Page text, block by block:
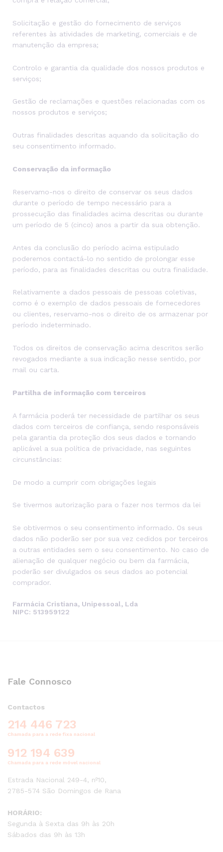
Solicitação e gestão do fornecimento de serviços
referentes às atividades de marketing, comerciais e de
manutenção da empresa;
Controlo e garantia da qualidade dos nossos produtos e
serviços;
Gestão de reclamações e questões relacionadas com os
nossos produtos e serviços;
Outras finalidades descritas aquando da solicitação do
seu consentimento informado.
Conservação da informação
Reservamo-nos o direito de conservar os seus dados
durante o período de tempo necessário para a
prossecução das finalidades acima descritas ou durante
um período de 5 (cinco) anos a partir da sua obtenção.
Antes da conclusão do período acima estipulado
poderemos contactá-lo no sentido de prolongar esse
período, para as finalidades descritas ou outra finalidade.
Relativamente a dados pessoais de pessoas coletivas,
como é o exemplo de dados pessoais de fornecedores
ou clientes, reservamo-nos o direito de os armazenar por
período indeterminado.
Todos os direitos de conservação acima descritos serão
revogados mediante a sua indicação nesse sentido, por
mail ou carta.
Partilha de informação com terceiros
A farmácia poderá ter necessidade de partilhar os seus
dados com terceiros de confiança, sendo responsáveis
pela garantia da proteção dos seus dados e tornando
aplicável a sua política de privacidade, nas seguintes
circunstâncias:
De modo a cumprir com obrigações legais
Se tivermos autorização para o fazer nos termos da lei
Se obtivermos o seu consentimento informado. Os seus
dados não poderão ser por sua vez cedidos por terceiros
a outras entidades sem o seu consentimento. No caso de
alienação de qualquer negócio ou bem da farmácia,
poderão ser divulgados os seus dados ao potencial
comprador.
Farmácia Cristiana, Unipessoal, Lda
NIPC: 513959122
Fale Connosco
Contactos
214 446 723
Chamada para a rede fixa nacional
912 194 639
Chamada para a rede móvel nacional
Estrada Nacional 249-4, nº10,
2785-574 São Domingos de Rana
HORÁRIO:
Segunda à Sexta das 9h às 20h
Sábados das 9h às 13h